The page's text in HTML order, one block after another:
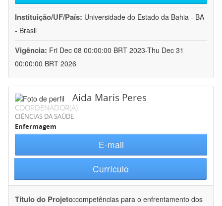
Instituição/UF/País: Universidade do Estado da Bahia - BA
- Brasil
Vigência: Fri Dec 08 00:00:00 BRT 2023-Thu Dec 31
00:00:00 BRT 2026
Aida Maris Peres
COORDENADOR(A)
CIÊNCIAS DA SAÚDE
Enfermagem
E-mail
Currículo
Título do Projeto:competências para o enfrentamento dos